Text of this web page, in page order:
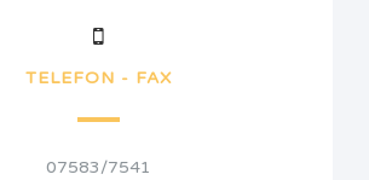
TELEFON - FAX
07583/7541